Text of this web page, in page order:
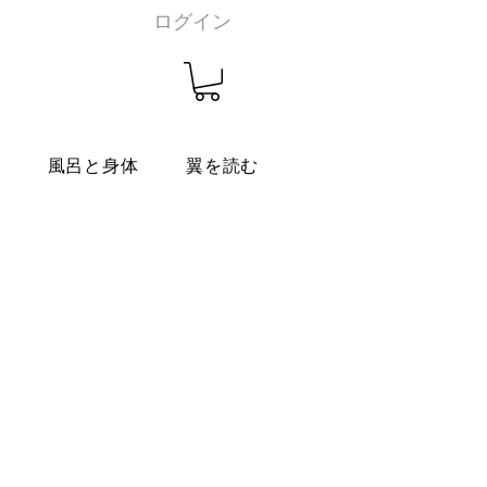
ログイン
風呂と身体 翼を読む